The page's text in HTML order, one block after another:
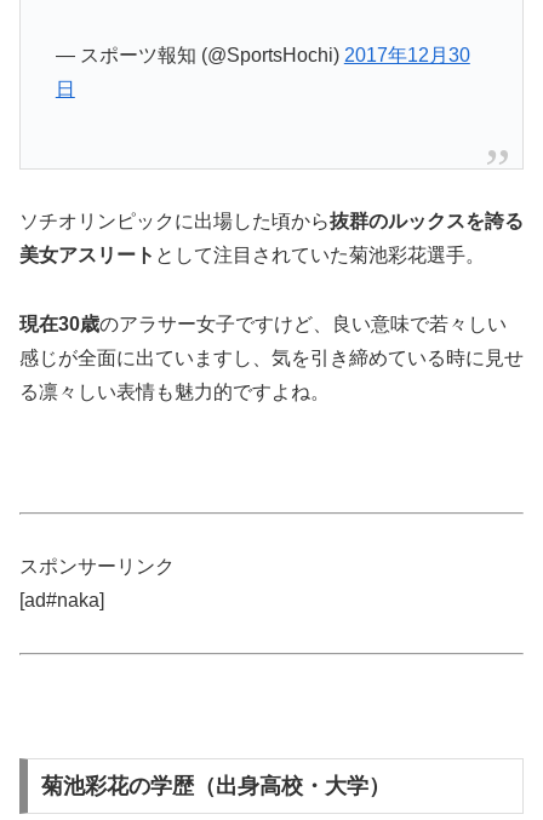
— スポーツ報知 (@SportsHochi) 2017年12月30
日
ソチオリンピックに出場した頃から抜群のルックスを誇る
美女アスリート として注目されていた菊池彩花選手。
現在30歳のアラサー女子ですけど、良い意味で若々しい
感じが全面に出ていますし、気を引き締めている時に見せ
る凛々しい表情も魅力的ですよね。
スポンサーリンク
[ad#naka]
菊池彩花の学歴（出身高校・大学）